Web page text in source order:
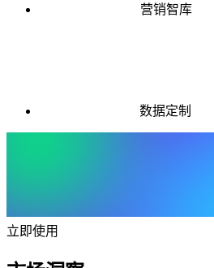
营销智库
数据定制
立即使用